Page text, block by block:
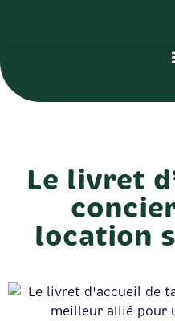
Le livret
location